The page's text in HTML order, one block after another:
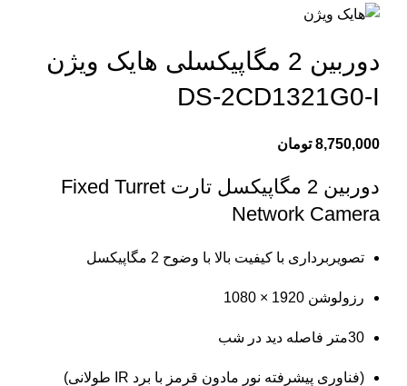
دوربین 2 مگاپیکسلی هایک ویژن
DS-2CD1321G0-I
8,750,000 تومان
دوربین 2 مگاپیکسل تارت
Fixed Turret
Network Camera
تصویربرداری با کیفیت بالا با وضوح 2 مگاپیکسل
رزولوشن 1920 × 1080
30متر فاصله دید در شب
(فناوری پیشرفته نور مادون قرمز با برد IR طولانی)